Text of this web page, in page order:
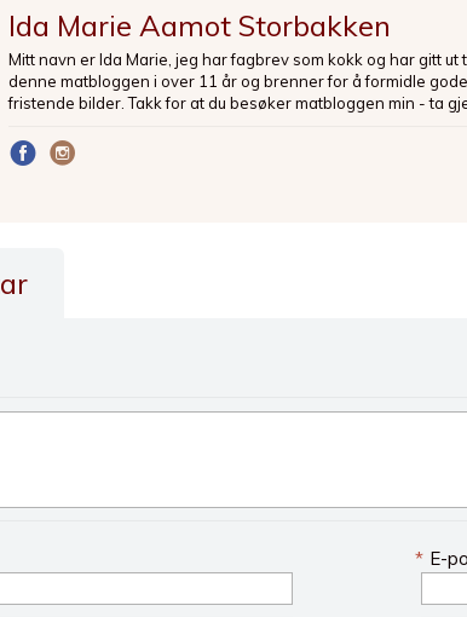
Ida Marie Aamot Storbakken
Mitt navn er Ida Marie, jeg har fagbrev som kokk og har gitt
denne matbloggen i over 11 år og brenner for å formidle
fristende bilder. Takk for at du besøker matbloggen min - ta
E-
*